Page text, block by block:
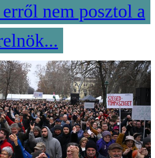
nem posztol a